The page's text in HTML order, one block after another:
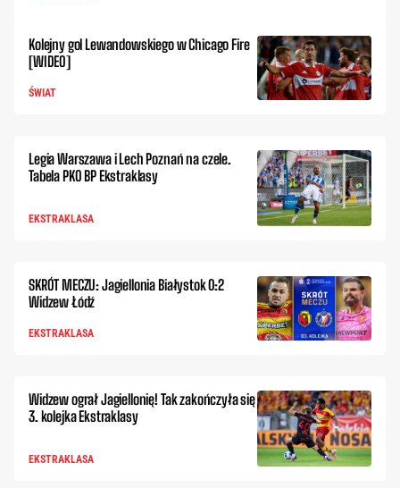
Kolejny gol Lewandowskiego w Chicago Fire
[WIDEO]
ŚWIAT
Legia Warszawa i Lech Poznań na czele.
Tabela PKO BP Ekstraklasy
EKSTRAKLASA
SKRÓT MECZU: Jagiellonia Białystok 0:2
Widzew Łódź
EKSTRAKLASA
Widzew ograł Jagiellonię! Tak zakończyła się
3. kolejka Ekstraklasy
EKSTRAKLASA